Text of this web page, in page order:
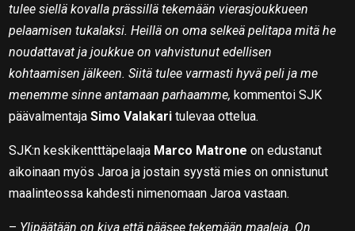
tulee siellä kovalla prässillä tekemään vierasjoukkueen
pelaamisen tukalaksi. Heillä on oma selkeä pelitapa mitä he
noudattavat ja joukkue on vahvistunut edellisen
kohtaamisen jälkeen. Siitä tulee varmasti hyvä peli ja me
menemme sinne antamaan parhaamme, kommentoi SJK
päävalmentajaSimo Valakari tulevaa ottelua.
SJK:n keskikentttäpelaaja Marco Matrone on edustanut
aikoinaan myös Jaroa ja jostain syystä mies on onnistunut
maalinteossa kahdesti nimenomaan Jaroa vastaan.
– Ylipäätään on kiva että pääsee tekemään maaleja. On